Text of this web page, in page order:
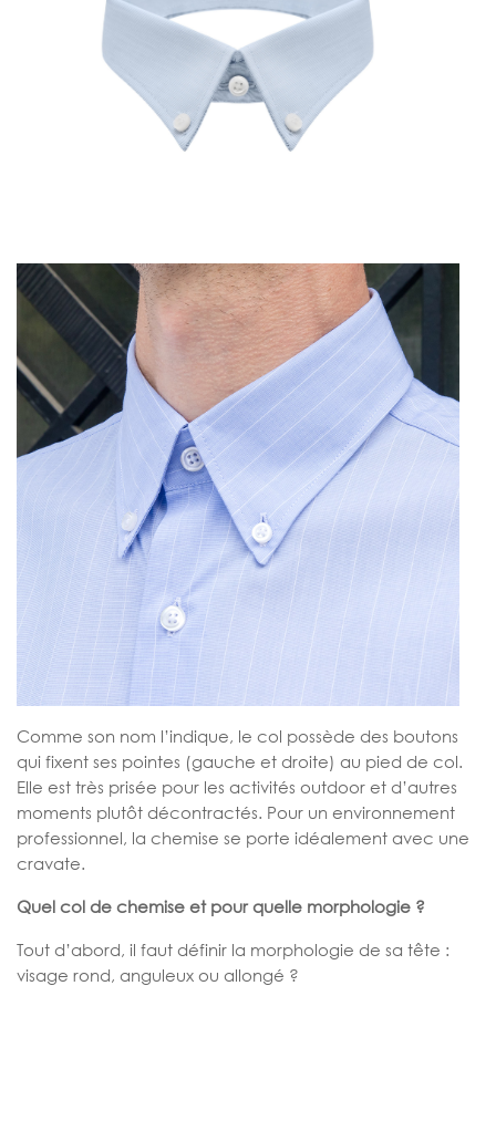
Comme son nom l’indique, le col possède des boutons
qui fixent ses pointes (gauche et droite) au pied de col.
Elle est très prisée pour les activités outdoor et d’autres
moments plutôt décontractés. Pour un environnement
professionnel, la chemise se porte idéalement avec une
cravate.
Quel col de chemise et pour quelle morphologie ?
Tout d’abord, il faut définir la morphologie de sa tête :
visage rond, anguleux ou allongé ?